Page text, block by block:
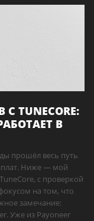
TUNECORE:
В
прошёл весь путь
Ниже — мой
с проверкой
на том, что
замечание:
Уже из Payoneer